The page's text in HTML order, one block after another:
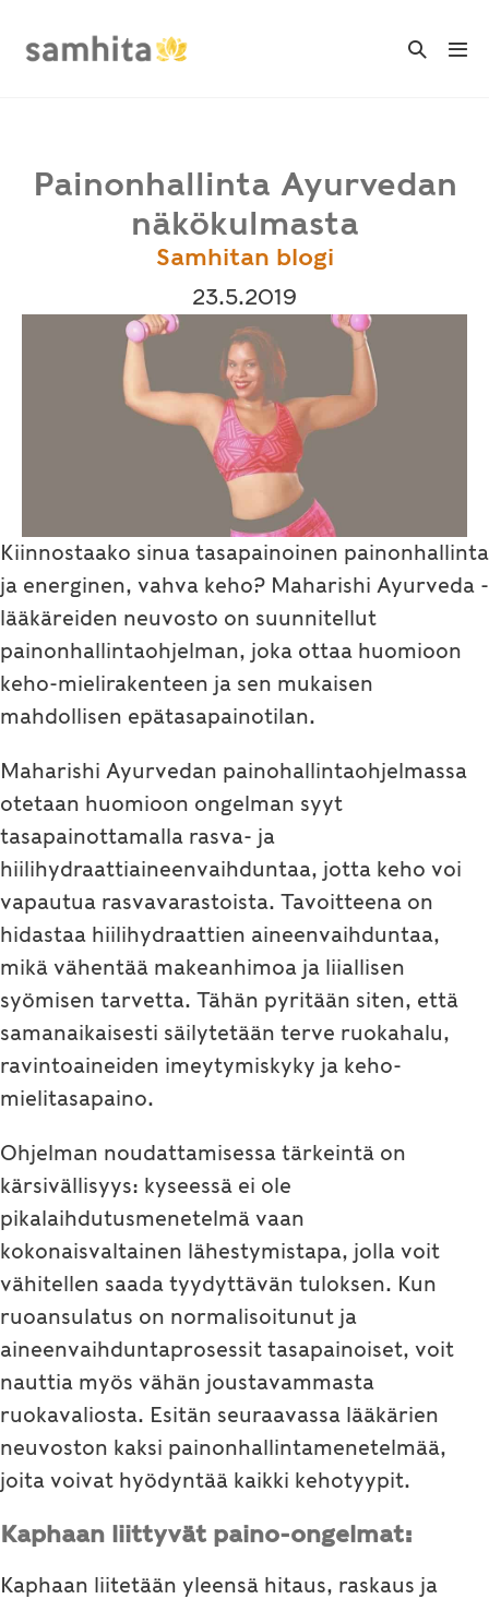
Search
Painonhallinta Ayurvedan
näkökulmasta
Samhitan blogi
23.5.2019
Kiinnostaako sinua tasapainoinen painonhallinta
ja energinen, vahva keho? Maharishi Ayurveda -
lääkäreiden neuvosto on suunnitellut
painonhallintaohjelman, joka ottaa huomioon
keho-mielirakenteen ja sen mukaisen
mahdollisen epätasapainotilan.
Maharishi Ayurvedan painohallintaohjelmassa
otetaan huomioon ongelman syyt
tasapainottamalla rasva- ja
hiilihydraattiaineenvaihduntaa, jotta keho voi
vapautua rasvavarastoista. Tavoitteena on
hidastaa hiilihydraattien aineenvaihduntaa,
mikä vähentää makeanhimoa ja liiallisen
syömisen tarvetta. Tähän pyritään siten, että
samanaikaisesti säilytetään terve ruokahalu,
ravintoaineiden imeytymiskyky ja keho-
mielitasapaino.
Ohjelman noudattamisessa tärkeintä on
kärsivällisyys: kyseessä ei ole
pikalaihdutusmenetelmä vaan
kokonaisvaltainen lähestymistapa, jolla voit
vähitellen saada tyydyttävän tuloksen. Kun
ruoansulatus on normalisoitunut ja
aineenvaihduntaprosessit tasapainoiset, voit
nauttia myös vähän joustavammasta
ruokavaliosta. Esitän seuraavassa lääkärien
neuvoston kaksi painonhallintamenetelmää,
joita voivat hyödyntää kaikki kehotyypit.
Kaphaan liittyvät paino-ongelmat:
Kaphaan liitetään yleensä hitaus, raskaus ja